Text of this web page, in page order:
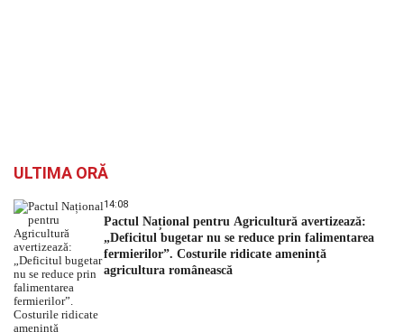
ULTIMA ORĂ
14:08
Pactul Național pentru Agricultură avertizează:
„Deficitul bugetar nu se reduce prin falimentarea
fermierilor”. Costurile ridicate amenință
agricultura românească